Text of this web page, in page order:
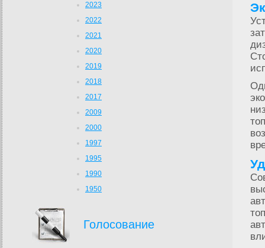
2023
2022
2021
2020
2019
2018
2017
2009
2000
1997
1995
1990
1950
Голосование